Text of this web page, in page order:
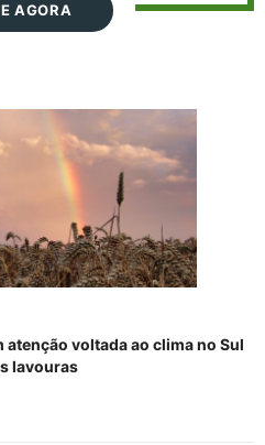
AGORA
voltada ao clima no Sul
lavouras